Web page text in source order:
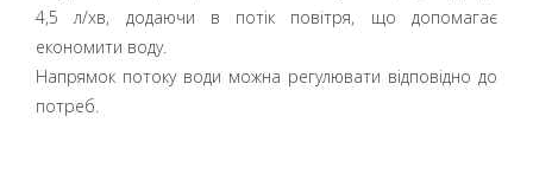
4,5 л/хв, додаючи в потік повітря, що допомагає
економити воду.
Напрямок потоку води можна регулювати відповідно до
потреб.